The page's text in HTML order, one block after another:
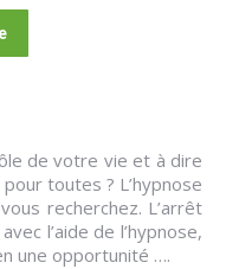
de votre vie et à dire
toutes ? L’hypnose
recherchez. L’arrêt
l’aide de l’hypnose,
une opportunité ….